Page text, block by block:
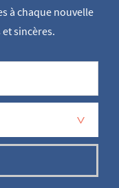
à chaque nouvelle
sincères.